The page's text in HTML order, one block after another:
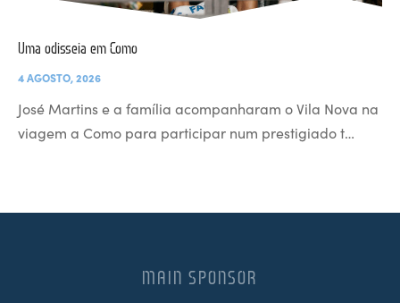
Uma odisseia em Como
4 AGOSTO, 2026
José Martins e a família acompanharam o Vila Nova na
viagem a Como para participar num prestigiado t…
MAIN SPONSOR